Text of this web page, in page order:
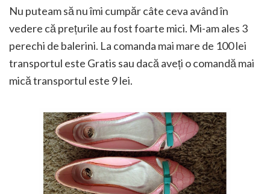
Nu puteam să nu îmi cumpăr câte ceva având în
vedere că prețurile au fost foarte mici. Mi-am ales 3
perechi de balerini. La comanda mai mare de 100 lei
transportul este Gratis sau dacă aveți o comandă mai
mică transportul este 9 lei.